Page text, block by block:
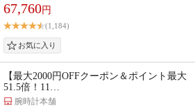
67,760円
(1,184)
【最大2000円OFFクーポン＆ポイント最大
51.5倍！11…
腕時計本舗